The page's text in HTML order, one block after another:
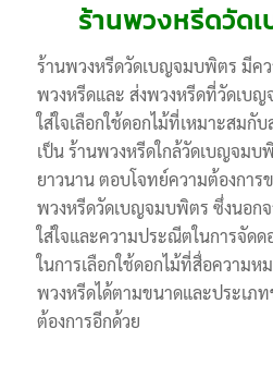
ร้านพวงหรีดวัด
ร้านพวงหรีดวัดเบญจมบพิตร มีค
พวงหรีดและ ส่งพวงหรีดที่วัดเบญ
ใส่ใจเลือกใช้ดอกไม้ที่เหมาะสม
เป็น ร้านพวงหรีดใกล้วัดเบญจม
ยาวนาน ตอบโจทย์ความต้องการ
พวงหรีดวัดเบญจมบพิตร ซึ่งนอก
ใส่ใจและความประณีตในการจัด
ในการเลือกใช้ดอกไม้ที่สื่อความห
พวงหรีดได้ตามขนาดและประเภ
ต้องการอีกด้วย